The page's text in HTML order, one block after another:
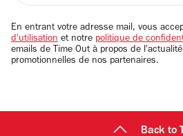
email
En entrant votre adresse mail, vous
d'utilisation et notre politique de
emails de Time Out à propos de
promotionnelles de nos partenaires.
Back to